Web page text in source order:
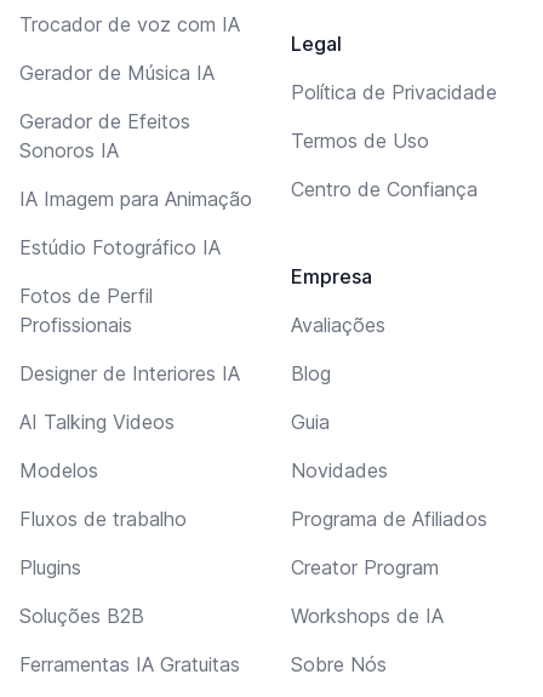
Trocador de voz com IA
Gerador de Música IA
Gerador de Efeitos
Sonoros IA
IA Imagem para Animação
Estúdio Fotográfico IA
Fotos de Perfil
Profissionais
Designer de Interiores IA
AI Talking Videos
Modelos
Fluxos de trabalho
Plugins
Soluções B2B
Ferramentas IA Gratuitas
Legal
Política de Privacidade
Termos de Uso
Centro de Confiança
Empresa
Avaliações
Blog
Guia
Novidades
Programa de Afiliados
Creator Program
Workshops de IA
Sobre Nós